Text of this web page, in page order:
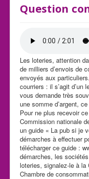
Question
Les loteries, attention
de milliers d’envois de
envoyés aux
courriers : il s’agit d’un
vous demande très
une somme d’argent,
Pour ne plus recevoir
Commission nationale
un guide « La pub si je
démarches à effectuer
télécharger ce guide :
démarches, les
loteries, signalez-le à la
Chambre de